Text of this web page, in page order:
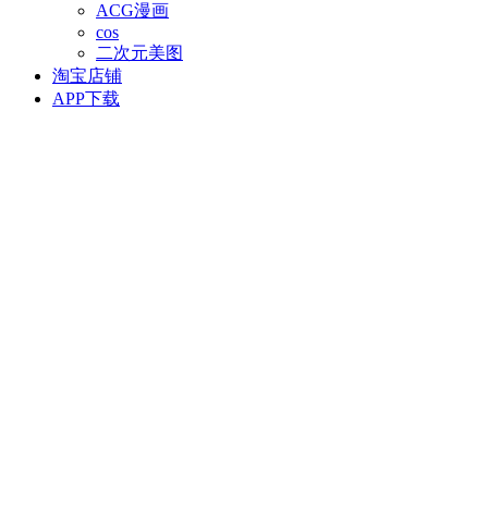
ACG漫画
cos
二次元美图
淘宝店铺
APP下载